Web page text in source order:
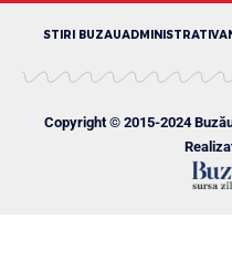
STIRI BUZAUADMINISTRATIV
Copyright © 2015-2024